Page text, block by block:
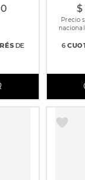
DE
$
Precio
6